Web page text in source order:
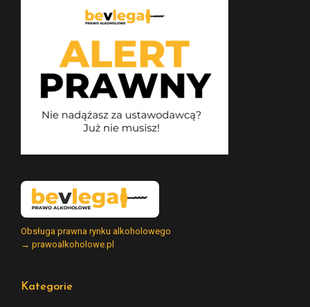
Obsługa prawna rynku alkoholowego
→ prawoalkoholowe.pl
Kategorie